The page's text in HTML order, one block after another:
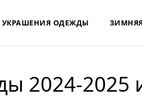
УКРАШЕНИЯ ОДЕЖДЫ
2024‑2025